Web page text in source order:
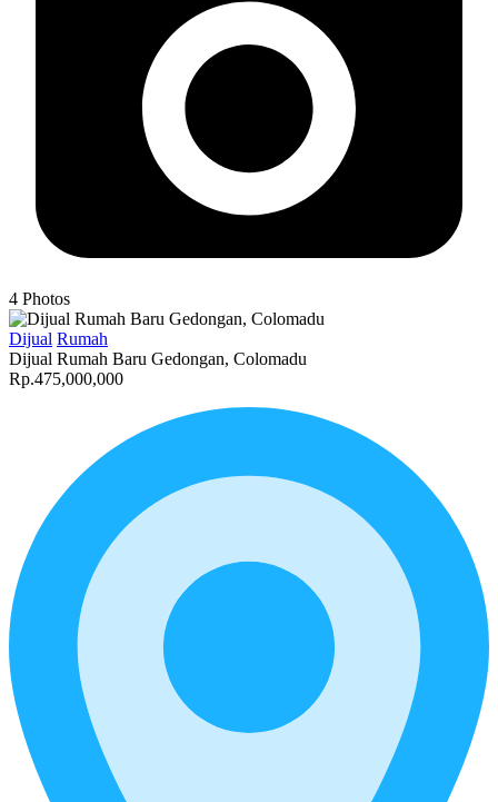
4 Photos
Dijual Rumah
Dijual Rumah Baru Gedongan, Colomadu
Rp.475,000,000